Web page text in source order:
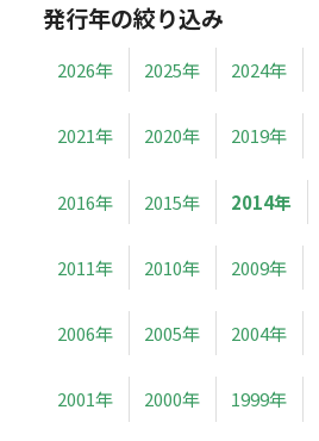
発行年の絞り込み
2026年 2025年 2024年
2021年 2020年 2019年
2016年 2015年 2014年
2011年 2010年 2009年
2006年 2005年 2004年
2001年 2000年 1999年